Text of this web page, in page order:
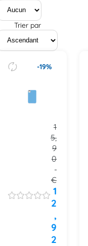
Trier par
-19%
1
5,
9
0
€
1
2
,
9
2